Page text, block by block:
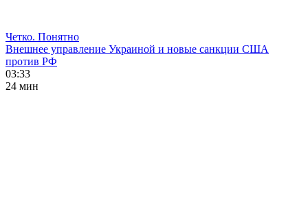
Четко. Понятно
Внешнее управление Украиной и новые санкции США
против РФ
03:33
24 мин